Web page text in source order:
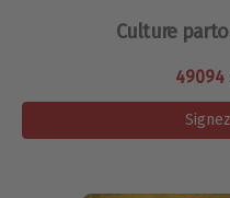
Culture
49094